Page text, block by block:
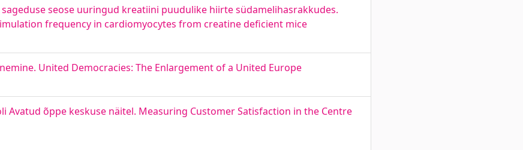
seose uuringud kreatiini puudulike hiirte südamelihasrakkudes.
frequency in cardiomyocytes from creatine deficient mice
United Democracies: The Enlargement of a United Europe
Avatud õppe keskuse näitel. Measuring Customer Satisfaction in the Centre